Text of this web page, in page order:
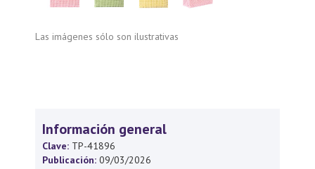
Las imágenes sólo son ilustrativas
Información general
Clave: TP-41896
Publicación: 09/03/2026